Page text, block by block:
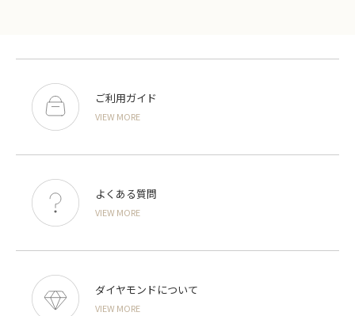
ご利用ガイド
VIEW MORE
よくある質問
VIEW MORE
ダイヤモンドについて
VIEW MORE